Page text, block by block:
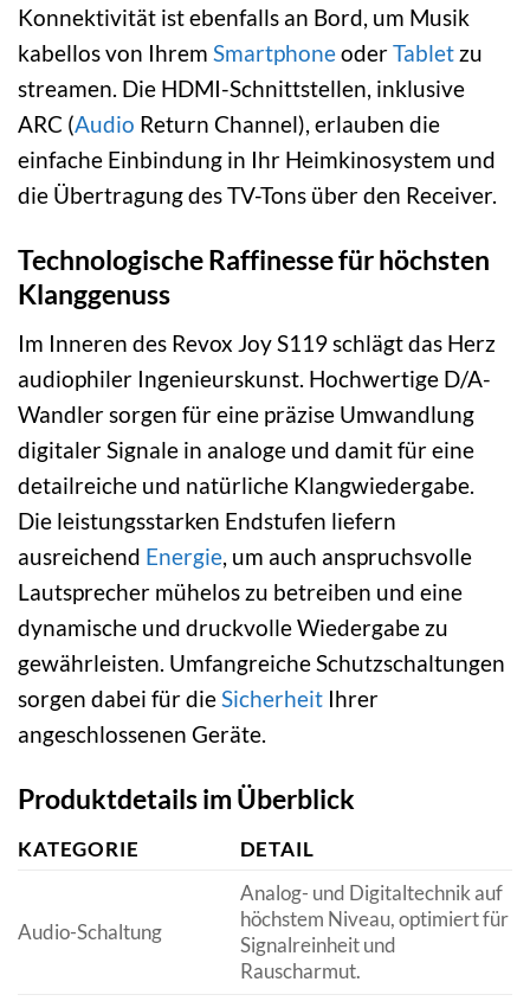
Konnektivität ist ebenfalls an Bord, um Musik
kabellos von Ihrem SmartphoneoderTablet zu
streamen. Die HDMI-Schnittstellen, inklusive
ARC (Audio Return Channel), erlauben die
einfache Einbindung in Ihr Heimkinosystem und
die Übertragung des TV-Tons über den Receiver.
Technologische Raffinesse für höchsten
Klanggenuss
Im Inneren des Revox Joy S119 schlägt das Herz
audiophiler Ingenieurskunst. Hochwertige D/A-
Wandler sorgen für eine präzise Umwandlung
digitaler Signale in analoge und damit für eine
detailreiche und natürliche Klangwiedergabe.
Die leistungsstarken Endstufen liefern
ausreichend Energie, um auch anspruchsvolle
Lautsprecher mühelos zu betreiben und eine
dynamische und druckvolle Wiedergabe zu
gewährleisten. Umfangreiche Schutzschaltungen
sorgen dabei für dieSicherheit Ihrer
angeschlossenen Geräte.
Produktdetails im Überblick
KATEGORIE DETAIL
Audio-Schaltung
Analog- und Digitaltechnik auf
höchstem Niveau, optimiert für
Signalreinheit und
Rauscharmut.